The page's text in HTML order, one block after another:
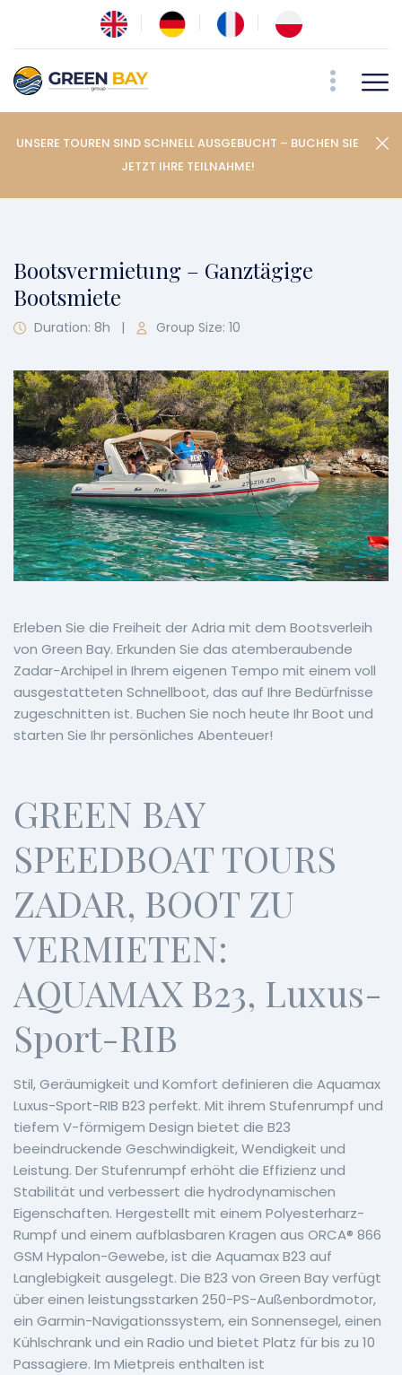
UNSERE TOUREN SIND SCHNELL AUSGEBUCHT – BUCHEN SIE
JETZT IHRE TEILNAHME!
Bootsvermietung – Ganztägige
Bootsmiete
Duration: 8h | Group Size: 10
Erleben Sie die Freiheit der Adria mit dem Bootsverleih
von Green Bay. Erkunden Sie das atemberaubende
Zadar-Archipel in Ihrem eigenen Tempo mit einem voll
ausgestatteten Schnellboot, das auf Ihre Bedürfnisse
zugeschnitten ist. Buchen Sie noch heute Ihr Boot und
starten Sie Ihr persönliches Abenteuer!
GREEN BAY
SPEEDBOAT TOURS
ZADAR, BOOT ZU
VERMIETEN:
AQUAMAX B23, Luxus-
Sport-RIB
Stil, Geräumigkeit und Komfort definieren die Aquamax
Luxus-Sport-RIB B23 perfekt. Mit ihrem Stufenrumpf und
tiefem V-förmigem Design bietet die B23
beeindruckende Geschwindigkeit, Wendigkeit und
Leistung. Der Stufenrumpf erhöht die Effizienz und
Stabilität und verbessert die hydrodynamischen
Eigenschaften. Hergestellt mit einem Polyesterharz-
Rumpf und einem aufblasbaren Kragen aus ORCA® 866
GSM Hypalon-Gewebe, ist die Aquamax B23 auf
Langlebigkeit ausgelegt. Die B23 von Green Bay verfügt
über einen leistungsstarken 250-PS-Außenbordmotor,
ein Garmin-Navigationssystem, ein Sonnensegel, einen
Kühlschrank und ein Radio und bietet Platz für bis zu 10
Passagiere. Im Mietpreis enthalten ist